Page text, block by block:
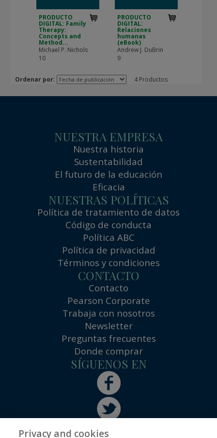
PRODUCTO
DIGITAL: Family
Therapy:
Concepts and
Method...
Michael P. Nichols
10
PRODUCTO
DIGITAL:
Relaciones
humanas
(eBook)
Andrew J. DuBrin
9
Ordenar por: 4 Productos
NUESTRA EMPRESA
Nuestra historia
Sustentabilidad
El futuro de la educación
Eficacia
NUESTRAS POLÍTICAS
Política de tratamiento de datos
Código de conducta
Política ABC
Política de privacidad
Términos y condiciones
CONTACTO
Contacto
Pearson Corporate
Trabaja con nosotros
Newsletter
Preguntas frecuentes
Donde comprar
SÍGUENOS EN
Privacy and cookies